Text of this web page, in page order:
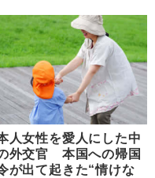
人女性を愛人にした中
外交官 本国への帰国
が出て起きた“情けな